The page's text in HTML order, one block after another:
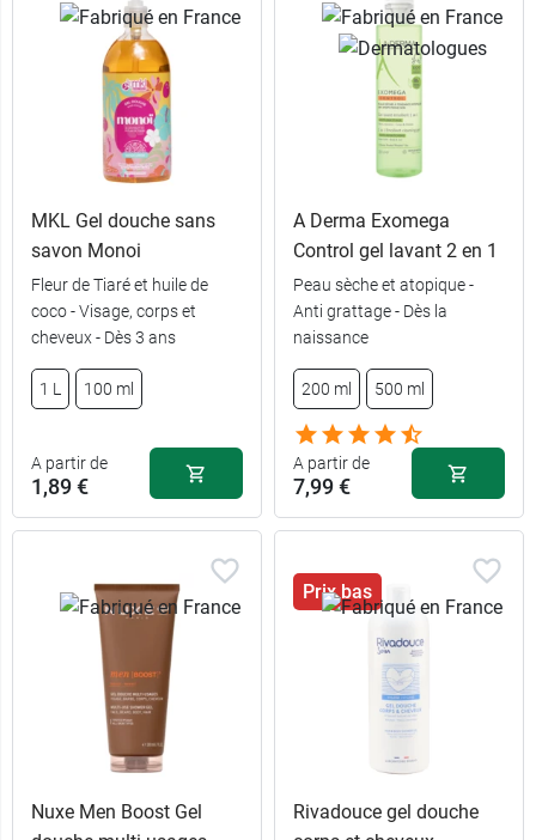
400 ml 5,99 €
200 ml 5,99 €
750 ml 14,99 €
MKL Gel douche sans
savon Monoi
Fleur de Tiaré et huile de
coco - Visage, corps et
cheveux - Dès 3 ans
1 L 100 ml
A partir de
1,89 €
A Derma Exomega
Control gel lavant 2 en 1
Peau sèche et atopique -
Anti grattage - Dès la
naissance
200 ml 500 ml
A partir de
7,99 €
Nuxe Men Boost Gel
Prix bas
Rivadouce gel douche